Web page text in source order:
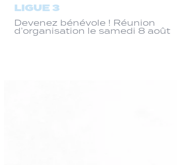
LIGUE 3
Devenez bénévole ! Réunion
d’organisation le samedi 8 août